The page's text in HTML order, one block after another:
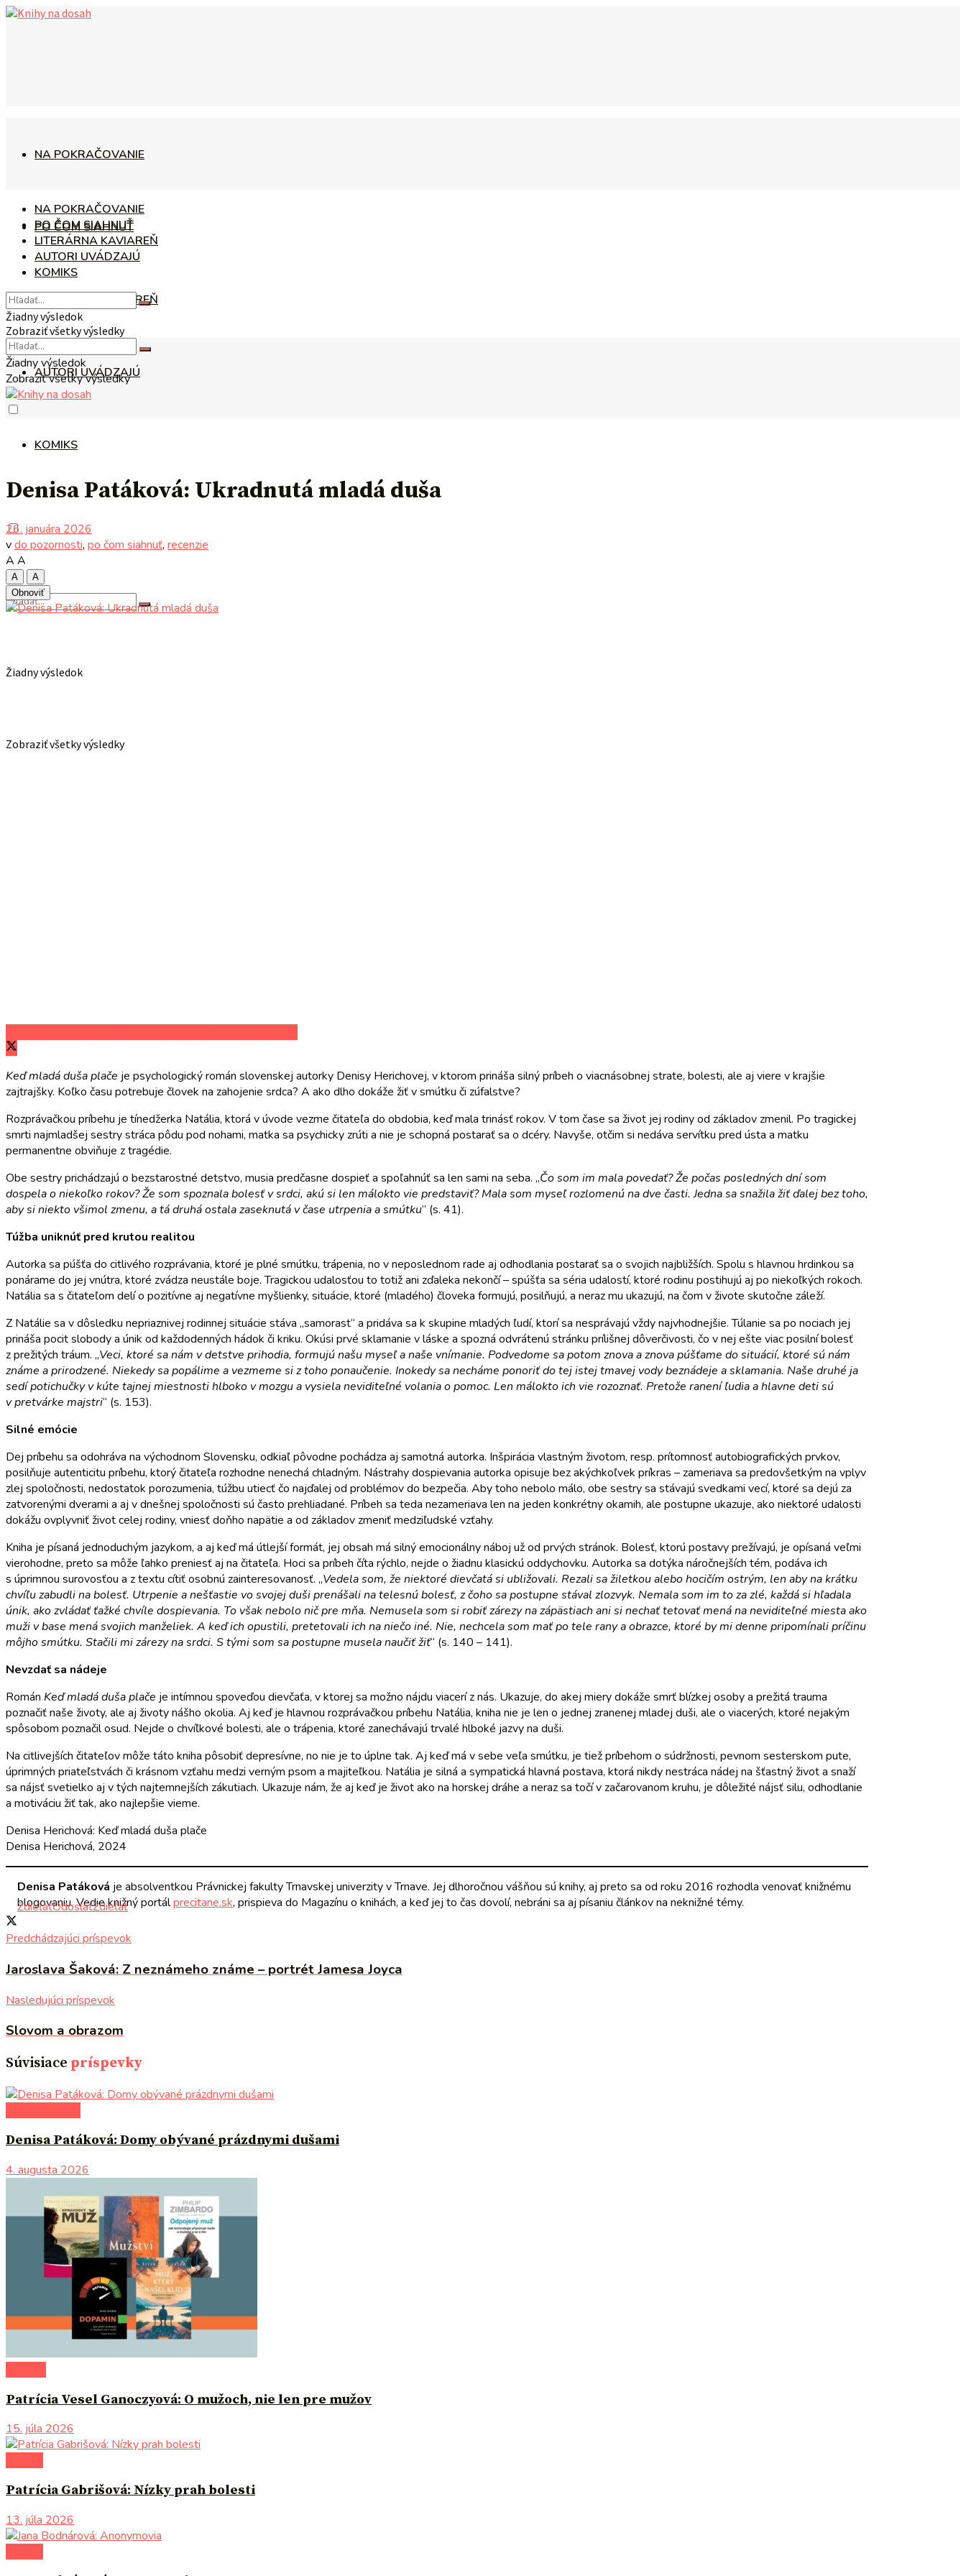
NA POKRAČOVANIE
PO ČOM SIAHNUŤ
LITERÁRNA KAVIAREŇ
AUTORI UVÁDZAJÚ
KOMIKS
Žiadny výsledok
Zobraziť všetky výsledky
NA POKRAČOVANIE
PO ČOM SIAHNUŤ
LITERÁRNA KAVIAREŇ
AUTORI UVÁDZAJÚ
KOMIKS
Žiadny výsledok
Zobraziť všetky výsledky
Žiadny výsledok
Zobraziť všetky výsledky
Denisa Patáková: Ukradnutá mladá duša
26. januára 2026
vdo pozornosti, po čom siahnuť, recenzie
A A
A
A
Obnoviť
Keď mladá duša plače je psychologický román slovenskej autorky Denisy Herichovej, v ktorom prináša silný príbeh o viacnásobnej strate, bolesti, ale aj viere v krajšie
zajtrajšky. Koľko času potrebuje človek na zahojenie srdca? A ako dlho dokáže žiť v smútku či zúfalstve?
Rozprávačkou príbehu je tínedžerka Natália, ktorá v úvode vezme čitateľa do obdobia, keď mala trinásť rokov. V tom čase sa život jej rodiny od základov zmenil. Po tragickej
smrti najmladšej sestry stráca pôdu pod nohami, matka sa psychicky zrúti a nie je schopná postarať sa o dcéry. Navyše, otčim si nedáva servítku pred ústa a matku
permanentne obviňuje z tragédie.
Obe sestry prichádzajú o bezstarostné detstvo, musia predčasne dospieť a spoľahnúť sa len sami na seba. „Čo som im mala povedať? Že počas posledných dní som
dospela o niekoľko rokov? Že som spoznala bolesť v srdci, akú si len málokto vie predstaviť? Mala som myseľ rozlomenú na dve časti. Jedna sa snažila žiť ďalej bez toho,
aby si niekto všimol zmenu, a tá druhá ostala zaseknutá v čase utrpenia a smútku“ (s. 41).
Túžba uniknúť pred krutou realitou
Autorka sa púšťa do citlivého rozprávania, ktoré je plné smútku, trápenia, no v neposlednom rade aj odhodlania postarať sa o svojich najbližších. Spolu s hlavnou hrdinkou sa
ponárame do jej vnútra, ktoré zvádza neustále boje. Tragickou udalosťou to totiž ani zďaleka nekončí – spúšťa sa séria udalostí, ktoré rodinu postihujú aj po niekoľkých rokoch.
Natália sa s čitateľom delí o pozitívne aj negatívne myšlienky, situácie, ktoré (mladého) človeka formujú, posilňujú, a neraz mu ukazujú, na čom v živote skutočne záleží.
Z Natálie sa v dôsledku nepriaznivej rodinnej situácie stáva „samorast“ a pridáva sa k skupine mladých ľudí, ktorí sa nesprávajú vždy najvhodnejšie. Túlanie sa po nociach jej
prináša pocit slobody a únik od každodenných hádok či kriku. Okúsi prvé sklamanie v láske a spozná odvrátenú stránku prílišnej dôverčivosti, čo v nej ešte viac posilní bolesť
z prežitých tráum. „Veci, ktoré sa nám v detstve prihodia, formujú našu myseľ a naše vnímanie. Podvedome sa potom znova a znova púšťame do situácií, ktoré sú nám
známe a prirodzené. Niekedy sa popálime a vezmeme si z toho ponaučenie. Inokedy sa necháme ponoriť do tej istej tmavej vody beznádeje a sklamania. Naše druhé ja
sedí potichučky v kúte tajnej miestnosti hlboko v mozgu a vysiela neviditeľné volania o pomoc. Len málokto ich vie rozoznať. Pretože ranení ľudia a hlavne deti sú
v pretvárke majstri“ (s. 153).
Silné emócie
Dej príbehu sa odohráva na východnom Slovensku, odkiaľ pôvodne pochádza aj samotná autorka. Inšpirácia vlastným životom, resp. prítomnosť autobiografických prvkov,
posilňuje autenticitu príbehu, ktorý čitateľa rozhodne nenechá chladným. Nástrahy dospievania autorka opisuje bez akýchkoľvek príkras – zameriava sa predovšetkým na vplyv
zlej spoločnosti, nedostatok porozumenia, túžbu utiecť čo najďalej od problémov do bezpečia. Aby toho nebolo málo, obe sestry sa stávajú svedkami vecí, ktoré sa dejú za
zatvorenými dverami a aj v dnešnej spoločnosti sú často prehliadané. Príbeh sa teda nezameriava len na jeden konkrétny okamih, ale postupne ukazuje, ako niektoré udalosti
dokážu ovplyvniť život celej rodiny, vniesť doňho napätie a od základov zmeniť medziľudské vzťahy.
Kniha je písaná jednoduchým jazykom, a aj keď má útlejší formát, jej obsah má silný emocionálny náboj už od prvých stránok. Bolesť, ktorú postavy prežívajú, je opísaná veľmi
vierohodne, preto sa môže ľahko preniesť aj na čitateľa. Hoci sa príbeh číta rýchlo, nejde o žiadnu klasickú oddychovku. Autorka sa dotýka náročnejších tém, podáva ich
s úprimnou surovosťou a z textu cítiť osobnú zainteresovanosť. „Vedela som, že niektoré dievčatá si ubližovali. Rezali sa žiletkou alebo hocičím ostrým, len aby na krátku
chvíľu zabudli na bolesť. Utrpenie a nešťastie vo svojej duši prenášali na telesnú bolesť, z čoho sa postupne stával zlozvyk. Nemala som im to za zlé, každá si hľadala
únik, ako zvládať ťažké chvíle dospievania. To však nebolo nič pre mňa. Nemusela som si robiť zárezy na zápästiach ani si nechať tetovať mená na neviditeľné miesta ako
muži v base mená svojich manželiek. A keď ich opustili, pretetovali ich na niečo iné. Nie, nechcela som mať po tele rany a obrazce, ktoré by mi denne pripomínali príčinu
môjho smútku. Stačili mi zárezy na srdci. S tými som sa postupne musela naučiť žiť“ (s. 140 – 141).
Nevzdať sa nádeje
Román Keď mladá duša plače je intímnou spoveďou dievčaťa, v ktorej sa možno nájdu viacerí z nás. Ukazuje, do akej miery dokáže smrť blízkej osoby a prežitá trauma
poznačiť naše životy, ale aj životy nášho okolia. Aj keď je hlavnou rozprávačkou príbehu Natália, kniha nie je len o jednej zranenej mladej duši, ale o viacerých, ktoré nejakým
spôsobom poznačil osud. Nejde o chvíľkové bolesti, ale o trápenia, ktoré zanechávajú trvalé hlboké jazvy na duši.
Na citlivejších čitateľov môže táto kniha pôsobiť depresívne, no nie je to úplne tak. Aj keď má v sebe veľa smútku, je tiež príbehom o súdržnosti, pevnom sesterskom pute,
úprimných priateľstvách či krásnom vzťahu medzi verným psom a majiteľkou. Natália je silná a sympatická hlavná postava, ktorá nikdy nestráca nádej na šťastný život a snaží
sa nájsť svetielko aj v tých najtemnejších zákutiach. Ukazuje nám, že aj keď je život ako na horskej dráhe a neraz sa točí v začarovanom kruhu, je dôležité nájsť silu, odhodlanie
a motiváciu žiť tak, ako najlepšie vieme.
Denisa Herichová: Keď mladá duša plače
Denisa Herichová, 2024
Denisa Patáková je absolventkou Právnickej fakulty Trnavskej univerzity v Trnave. Jej dlhoročnou vášňou sú knihy, aj preto sa od roku 2016 rozhodla venovať knižnému
blogovaniu. Vedie knižný portálprecitane.sk, prispieva do Magazínu o knihách, a keď jej to čas dovolí, nebráni sa aj písaniu článkov na neknižné témy.
ZdieľaťOdoslaťZdieľať
Predchádzajúci príspevok
Jaroslava Šaková: Z neznámeho známe – portrét Jamesa Joyca
Nasledujúci príspevok
Slovom a obrazom
Súvisiace príspevky
Denisa Patáková: Domy obývané prázdnymi dušami
4. augusta 2026
Patrícia Vesel Ganoczyová: O mužoch, nie len pre mužov
15. júla 2026
Patrícia Gabrišová: Nízky prah bolesti
13. júla 2026